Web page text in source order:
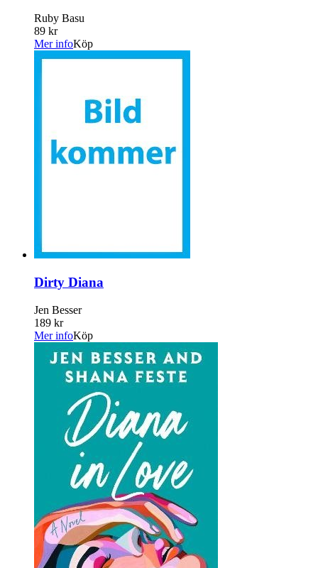
Ruby Basu
89 kr
Mer infoKöp
Dirty Diana
Jen Besser
189 kr
Mer infoKöp